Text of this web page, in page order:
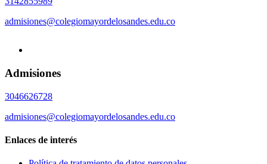
admisiones@colegiomayordelosandes.edu.co
Admisiones
3046626728
admisiones@colegiomayordelosandes.edu.co
Enlaces de interés